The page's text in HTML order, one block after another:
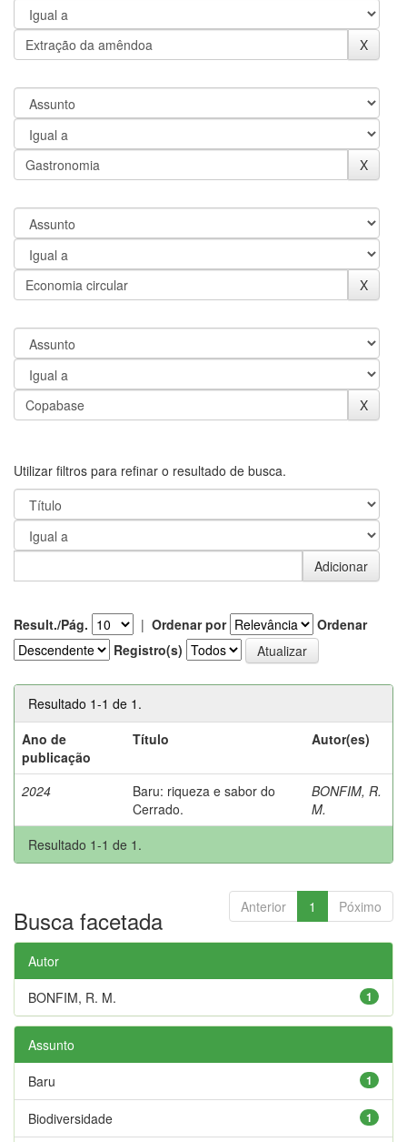
Utilizar filtros para refinar o resultado de busca.
Result./Pág. | Ordenar por
Ordenar
Registro(s)
Resultado 1-1 de 1.
Ano de
publicação
Título Autor(es)
2024
Baru: riqueza e sabor do
Cerrado.
BONFIM, R.
M.
Resultado 1-1 de 1.
Anterior 1 Póximo
Busca facetada
Autor
1
BONFIM, R. M.
Assunto
1
Baru
1
Biodiversidade